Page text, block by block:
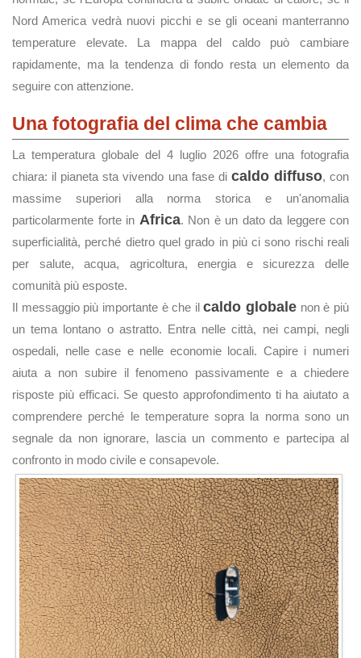
Nord America vedrà nuovi picchi e se gli oceani manterranno
temperature elevate. La mappa del caldo può cambiare
rapidamente, ma la tendenza di fondo resta un elemento da
seguire con attenzione.
Una fotografia del clima che cambia
La temperatura globale del 4 luglio 2026 offre una fotografia
chiara: il pianeta sta vivendo una fase di caldo diffuso, con
massime superiori alla norma storica e un'anomalia
particolarmente forte in Africa. Non è un dato da leggere con
superficialità, perché dietro quel grado in più ci sono rischi reali
per salute, acqua, agricoltura, energia e sicurezza delle
comunità più esposte.
Il messaggio più importante è che ilcaldo globale non è più
un tema lontano o astratto. Entra nelle città, nei campi, negli
ospedali, nelle case e nelle economie locali. Capire i numeri
aiuta a non subire il fenomeno passivamente e a chiedere
risposte più efficaci. Se questo approfondimento ti ha aiutato a
comprendere perché le temperature sopra la norma sono un
segnale da non ignorare, lascia un commento e partecipa al
confronto in modo civile e consapevole.